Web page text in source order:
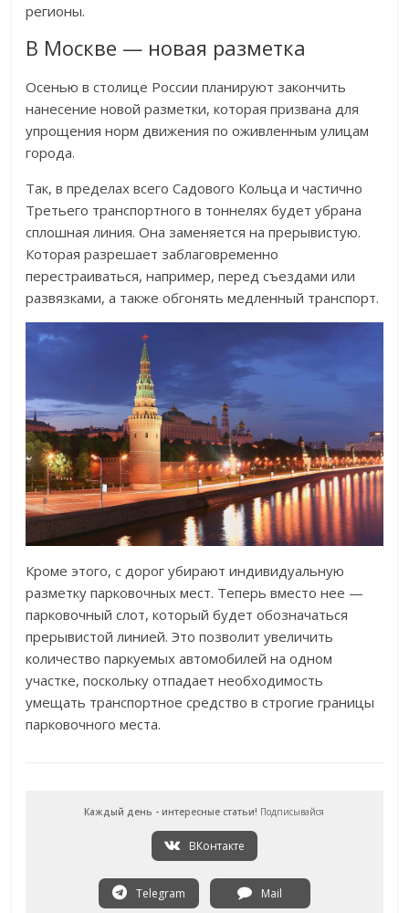
регионы.
В Москве — новая разметка
Осенью в столице России планируют закончить
нанесение новой разметки, которая призвана для
упрощения норм движения по оживленным улицам
города.
Так, в пределах всего Садового Кольца и частично
Третьего транспортного в тоннелях будет убрана
сплошная линия. Она заменяется на прерывистую.
Которая разрешает заблаговременно
перестраиваться, например, перед съездами или
развязками, а также обгонять медленный транспорт.
Кроме этого, с дорог убирают индивидуальную
разметку парковочных мест. Теперь вместо нее —
парковочный слот, который будет обозначаться
прерывистой линией. Это позволит увеличить
количество паркуемых автомобилей на одном
участке, поскольку отпадает необходимость
умещать транспортное средство в строгие границы
парковочного места.
Каждый день - интересные статьи! Подписывайся
ВКонтакте
Telegram Mail